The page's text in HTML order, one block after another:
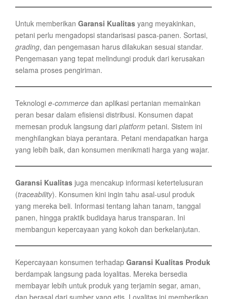
Untuk memberikan Garansi Kualitas yang meyakinkan,
petani perlu mengadopsi standarisasi pasca-panen. Sortasi,
grading, dan pengemasan harus dilakukan sesuai standar.
Pengemasan yang tepat melindungi produk dari kerusakan
selama proses pengiriman.
Teknologi e-commerce dan aplikasi pertanian memainkan
peran besar dalam efisiensi distribusi. Konsumen dapat
memesan produk langsung dari platform petani. Sistem ini
menghilangkan biaya perantara. Petani mendapatkan harga
yang lebih baik, dan konsumen menikmati harga yang wajar.
Garansi Kualitas juga mencakup informasi ketertelusuran
(traceability). Konsumen kini ingin tahu asal-usul produk
yang mereka beli. Informasi tentang lahan tanam, tanggal
panen, hingga praktik budidaya harus transparan. Ini
membangun kepercayaan yang kokoh dan berkelanjutan.
Kepercayaan konsumen terhadap Garansi Kualitas Produk
berdampak langsung pada loyalitas. Mereka bersedia
membayar lebih untuk produk yang terjamin segar, aman,
dan berasal dari sumber yang etis. Loyalitas ini memberikan